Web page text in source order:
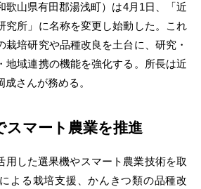
歌山県有田郡湯浅町）は4月1日、「近
究所」に名称を変更し始動した。これ
栽培研究や品種改良を土台に、研究・
地域連携の機能を強化する。所長は近
さんが務める。
スマート農業を推進
用した選果機やスマート農業技術を取
よる栽培支援、かんきつ類の品種改